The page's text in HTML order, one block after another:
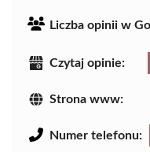
Liczba opinii w
Czytaj opinie:
Strona www:
Numer telefonu: